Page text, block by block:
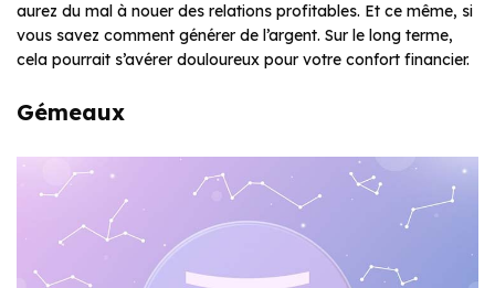
aurez du mal à nouer des relations profitables. Et ce même, si
vous savez comment générer de l’argent. Sur le long terme,
cela pourrait s’avérer douloureux pour votre confort financier.
Gémeaux